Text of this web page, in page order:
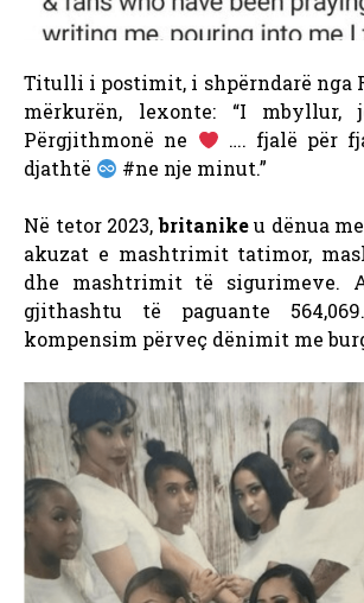
Titulli i postimit, i shpërndarë nga
mërkurën, lexonte: “I
Përgjithmonë ne
…. fjalë për
djathtë
#ne nje minut.”
Në tetor 2023,britanikeu dënua
akuzat e mashtrimit tatimor,
dhe mashtrimit të sigurimeve.
gjithashtu të paguante
kompensim përveç dënimit me